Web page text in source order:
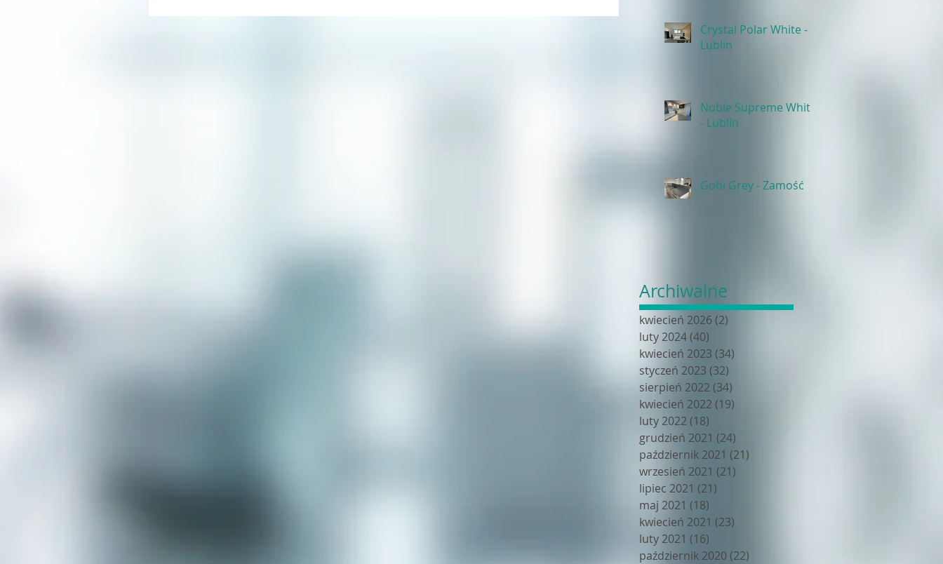
Crystal Polar White -
Lublin
Noble Supreme White
- Lublin
Gobi Grey - Zamość
Archiwalne
kwiecień 2026 (2)
luty 2024(40)
kwiecień 2023 (34)
styczeń 2023 (32)
sierpień 2022 (34)
kwiecień 2022 (19)
luty 2022 (18)
grudzień 2021 (24)
październik 2021 (21)
wrzesień 2021 (21)
lipiec 2021 (21)
maj 2021 (18)
kwiecień 2021 (23)
luty 2021 (16)
październik 2020 (22)